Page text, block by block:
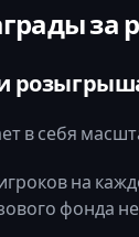
за
в себя
на
фонда